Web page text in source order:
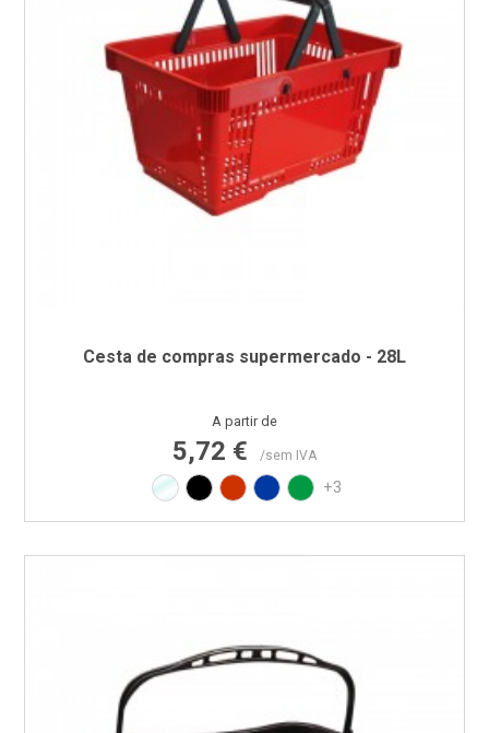
Cesta de compras supermercado - 28L
Preço
A partir de
5,72 € /sem IVA
Transparente
Preto Vermelho RAL3020
Azul PAN 293C
Verde PAN 347C
+3